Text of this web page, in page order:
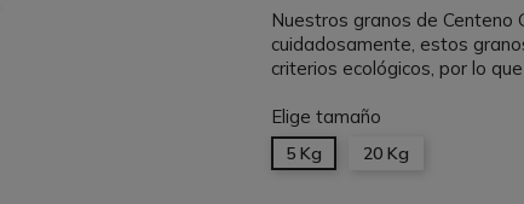
Nuestros granos de Centeno
cuidadosamente, estos
criterios ecológicos, por lo
Elige tamaño
5 Kg 20 Kg